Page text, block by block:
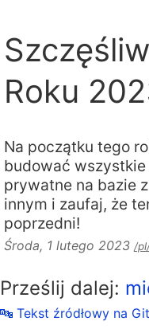
Roku
Na początku tego
budować
prywatne na bazie
innym i zaufaj, że
poprzedni!
Środa, 1 lutego 2023 /
Prześlij dalej:
🔤 Tekst źródłowy na